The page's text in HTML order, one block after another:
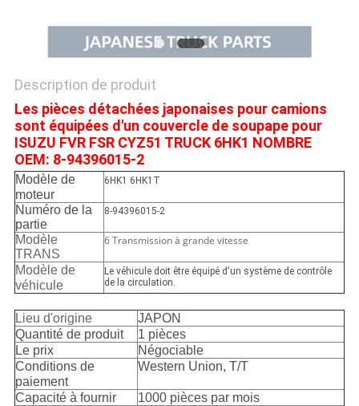
Description de produit
Les pièces détachées japonaises pour camions
sont équipées d'un couvercle de soupape pour
ISUZU FVR FSR CYZ51 TRUCK 6HK1 NOMBRE
OEM: 8-94396015-2
Modèle de
moteur
6HK1 6HK1T
Numéro de la
partie
8-94396015-2
Modèle
TRANS
6 Transmission à grande vitesse
Modèle de
véhicule
Le véhicule doit être équipé d'un système de contrôle
de la circulation.
Lieu d'origine
JAPON
Quantité de produit
1 pièces
Le prix
Négociable
Conditions de
paiement
Western Union, T/T
Capacité à fournir
1000 pièces par mois